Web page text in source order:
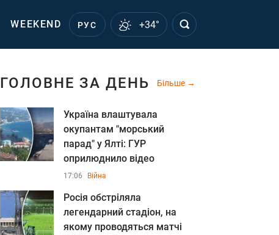
WEEKEND РУС +34°
ГОЛОВНЕ ЗА ДЕНЬ Більше
Україна влаштувала
окупантам "морський
парад" у Ялті: ГУР
оприлюднило відео
17:06 Війна
Росія обстріляла
легендарний стадіон, на
якому проводяться матчі